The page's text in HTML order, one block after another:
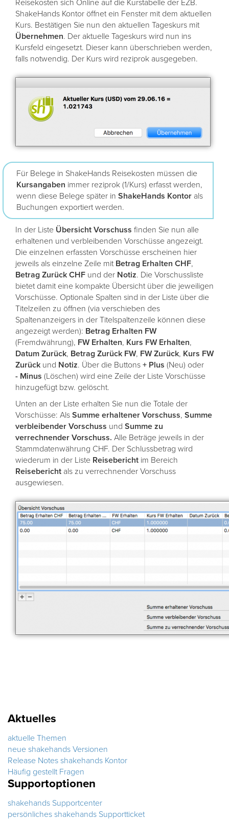
Reisekosten sich Online auf die Kurstabelle der EZB.
ShakeHands Kontor öffnet ein Fenster mit dem aktuellen
Kurs. Bestätigen Sie nun den aktuellen Tageskurs mit
Übernehmen. Der aktuelle Tageskurs wird nun ins
Kursfeld eingesetzt. Dieser kann überschrieben werden,
falls notwendig. Der Kurs wird reziprok ausgegeben.
Für Belege in ShakeHands Reisekosten müssen die
Kursangaben immer reziprok (1/Kurs) erfasst werden,
wenn diese Belege später in ShakeHands Kontor als
Buchungen exportiert werden.
In der Liste Übersicht Vorschuss finden Sie nun alle
erhaltenen und verbleibenden Vorschüsse angezeigt.
Die einzelnen erfassten Vorschüsse erscheinen hier
jeweils als einzelne Zeile mit Betrag Erhalten CHF,
Betrag Zurück CHF und der Notiz. Die Vorschussliste
bietet damit eine kompakte Übersicht über die jeweiligen
Vorschüsse. Optionale Spalten sind in der Liste über die
Titelzeilen zu öffnen (via verschieben des
Spaltenanzeigers in der Titelspaltenzeile können diese
angezeigt werden): Betrag Erhalten FW
(Fremdwährung), FW Erhalten, Kurs FW Erhalten,
Datum Zurück, Betrag Zurück FW, FW Zurück, Kurs FW
Zurück und Notiz. Über die Buttons + Plus (Neu) oder
- Minus (Löschen) wird eine Zeile der Liste Vorschüsse
hinzugefügt bzw. gelöscht.
Unten an der Liste erhalten Sie nun die Totale der
Vorschüsse: Als Summe erhaltener Vorschuss, Summe
verbleibender Vorschuss und Summe zu
verrechnender Vorschuss. Alle Beträge jeweils in der
Stammdatenwährung CHF. Der Schlussbetrag wird
wiederum in der Liste Reisebericht im Bereich
Reisebericht als zu verrechnender Vorschuss
ausgewiesen.
Aktuelles
aktuelle Themen
neue shakehands Versionen
Release Notes shakehands Kontor
Häufig gestellt Fragen
Supportoptionen
shakehands Supportcenter
persönliches shakehands Supportticket